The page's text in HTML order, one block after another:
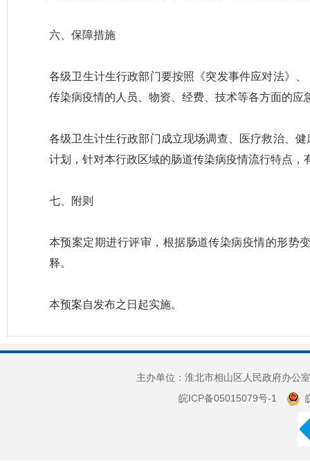
六、保障措施
各级卫生计生行政部门要按照《突发事件应对法》
传染病疫情的人员、物资、经费、技术等各方面的应
各级卫生计生行政部门成立现场调查、医疗救治、
计划，针对本行政区域的肠道传染病疫情流行特点
七、附则
本预案定期进行评审，根据肠道传染病疫情的形势
释。
本预案自发布之日起实施。
主办单位：淮北市相山区人民政府办
皖ICP备05015079号-1